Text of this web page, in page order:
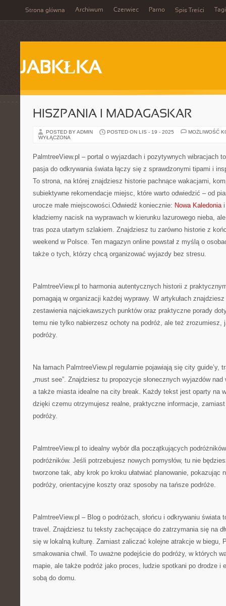
Strona główna Archiwum Czerwiec Parno Spis Treści Tagi
JABKŁKA
HISZPANIA I MADAGASKAR
POSTED BY ADMIN POSTED ON LIS - 19 - 2025
MOŻLIWOŚĆ
WYŁĄCZONA
PalmtreeView.pl – portal o wyjazdach i pozytywnych wibracjach
pasja do odkrywania świata łączy się z sprawdzonymi tipami i
To strona, na której znajdziesz historie pachnące wakacjami,
subiektywne rekomendacje miejsc, które warto odwiedzić – od
urocze małe miejscowości.Odwiedź koniecznie: Nowa Kaledoniai
kładziemy nacisk na wyprawach w kierunku lazurowego nieba,
tras poza utartym szlakiem. Znajdziesz tu zarówno historie z
weekend w Polsce. Ten magazyn online powstał z myślą o
także o tych, którzy chcą organizować wyjazdy bez stresu.
PalmtreeView.pl to harmonia autentycznych historii z
pomagają w organizacji każdej wyprawy. W artykułach
zestawienia najciekawszych punktów oraz praktyczne porady
temu nie tylko nabierzesz ochoty na podróż, ale też zrozumiesz,
podróży.
Na łamach PalmtreeView.pl regularnie pojawiają się city guide’y,
„must see”. Znajdziesz tu propozycje słonecznych wyjazdów
a także miasta idealne na city break. Każdy tekst jest oparty na
dzięki czemu otrzymujesz realne, praktyczne informacje,
podróży.
PalmtreeView.pl to idealny wybór dla początkujących
podróżników. Jeśli potrzebujesz nowych pomysłów, tu nie
tworzone tak, aby krok po kroku ułatwiać planowanie, pokazując
podróży, orientacyjne koszty oraz sposoby na tańsze podróże.
PalmtreeView.pl – Blog o podróżach, słońcu i odkrywaniu świata
travel. Znajdziesz tu teksty zachęcające do zatrzymania się na
się w lokalną kulturę. Zamiast zaliczać kolejne atrakcje w biegu,
smakowania chwil. To uważne podejście do podróży, w których
mapie, ale także podróż jako proces, ludzie spotkani po drodze i
sobą do domu.